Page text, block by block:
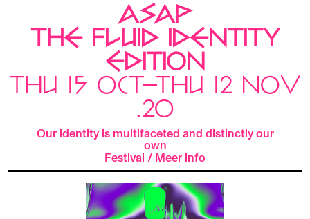
ASAP
THE FLUID IDENTITY
EDITION
THU 15 OCT—THU 12 NOV
.20
Our identity is multifaceted and distinctly our
own
Festival / Meer info